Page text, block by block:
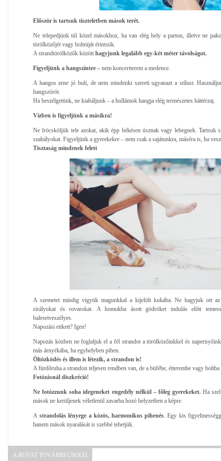
Először is tartsuk tiszteletben mások terét.
Ne telepedjünk túl közel másokhoz, ha van elég hely a parton, illetve ne
törölközőjét vagy holmiját érintsük.
A strandtörölközők között hagyjunk legalább egy-két méter távolságot.
Figyeljünk a hangszintre – nem koncertterem a medence.
A hangos zene jó buli, de nem mindenki szereti ugyanazt a stílust.
hangszórót.
Ha beszélgetünk, ne kiabáljunk – a hullámok hangja elég természetes háttérzaj.
Vízben is figyeljünk a másikra!
Ne fröcsköljük tele azokat, akik épp békésen úsznak vagy lebegnek. Tartsuk
szabályokat. Figyeljünk a gyerekekre – nem csak a sajátunkra, máséra is, ha
Tisztaság mindenek felett
A szemetet mindig vigyük magunkkal a kijelölt kukába. Ne hagyjuk ott az
sirályokat és rovarokat. A homokba ásott gödröket indulás előtt
balesetveszélyes.
Napozási etikett? Igen!
Napozás közben ne foglaljuk el a fél strandot a törölközőinkkel és
más árnyékába, ha egyhelyben pihen.
Öltözködés és illem is létezik, a strandon is!
A fürdőruha a strandon teljesen rendben van, de a büfébe, étterembe vagy
Fotózásnál diszkréció!
Ne fotózzunk soha idegeneket engedély nélkül – főleg gyerekeket. Ha
mások ne kerüljenek véletlenül zavarba hozó helyzetben a képre.
A strandolás lényege a közös, harmonikus pihenés . Egy kis
hanem mások nyaralását is szebbé tehetjük.
A ROVAT TOVÁBBI CIKKEI